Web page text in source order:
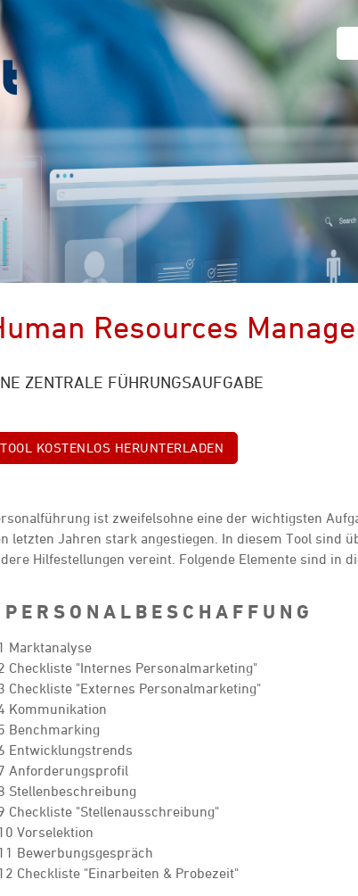
Resources
ZENTRALE FÜHRUNGSAUFGABE
TOOL KOSTENLOS HERUNTERLADEN
ist zweifelsohne eine der wichtigsten
letzten Jahren stark angestiegen. In diesem Tool sind
Hilfestellungen vereint. Folgende Elemente sind in
E R S O N A L B E S C H A F F U N G
Marktanalyse
Checkliste "Internes Personalmarketing"
Checkliste "Externes Personalmarketing"
Kommunikation
Benchmarking
Entwicklungstrends
Anforderungsprofil
Stellenbeschreibung
Checkliste "Stellenausschreibung"
Vorselektion
Bewerbungsgespräch
Checkliste "Einarbeiten & Probezeit"